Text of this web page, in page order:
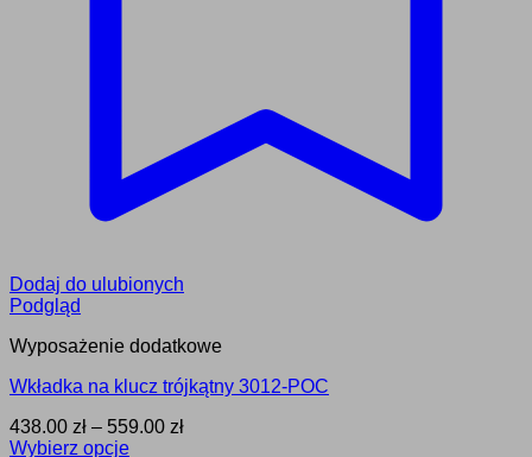
Dodaj do ulubionych
Podgląd
Wyposażenie dodatkowe
Wkładka na klucz trójkątny 3012-POC
438.00 zł – 559.00 złZakres
Wybierz opcje